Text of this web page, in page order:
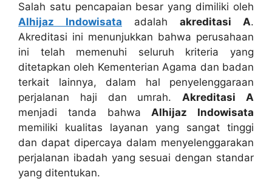
Salah satu pencapaian besar yang dimiliki oleh
Alhijaz Indowisata adalah akreditasi A.
Akreditasi ini menunjukkan bahwa perusahaan
ini telah memenuhi seluruh kriteria yang
ditetapkan oleh Kementerian Agama dan badan
terkait lainnya, dalam hal penyelenggaraan
perjalanan haji dan umrah.Akreditasi A
menjadi tanda bahwaAlhijaz Indowisata
memiliki kualitas layanan yang sangat tinggi
dan dapat dipercaya dalam menyelenggarakan
perjalanan ibadah yang sesuai dengan standar
yang ditentukan.